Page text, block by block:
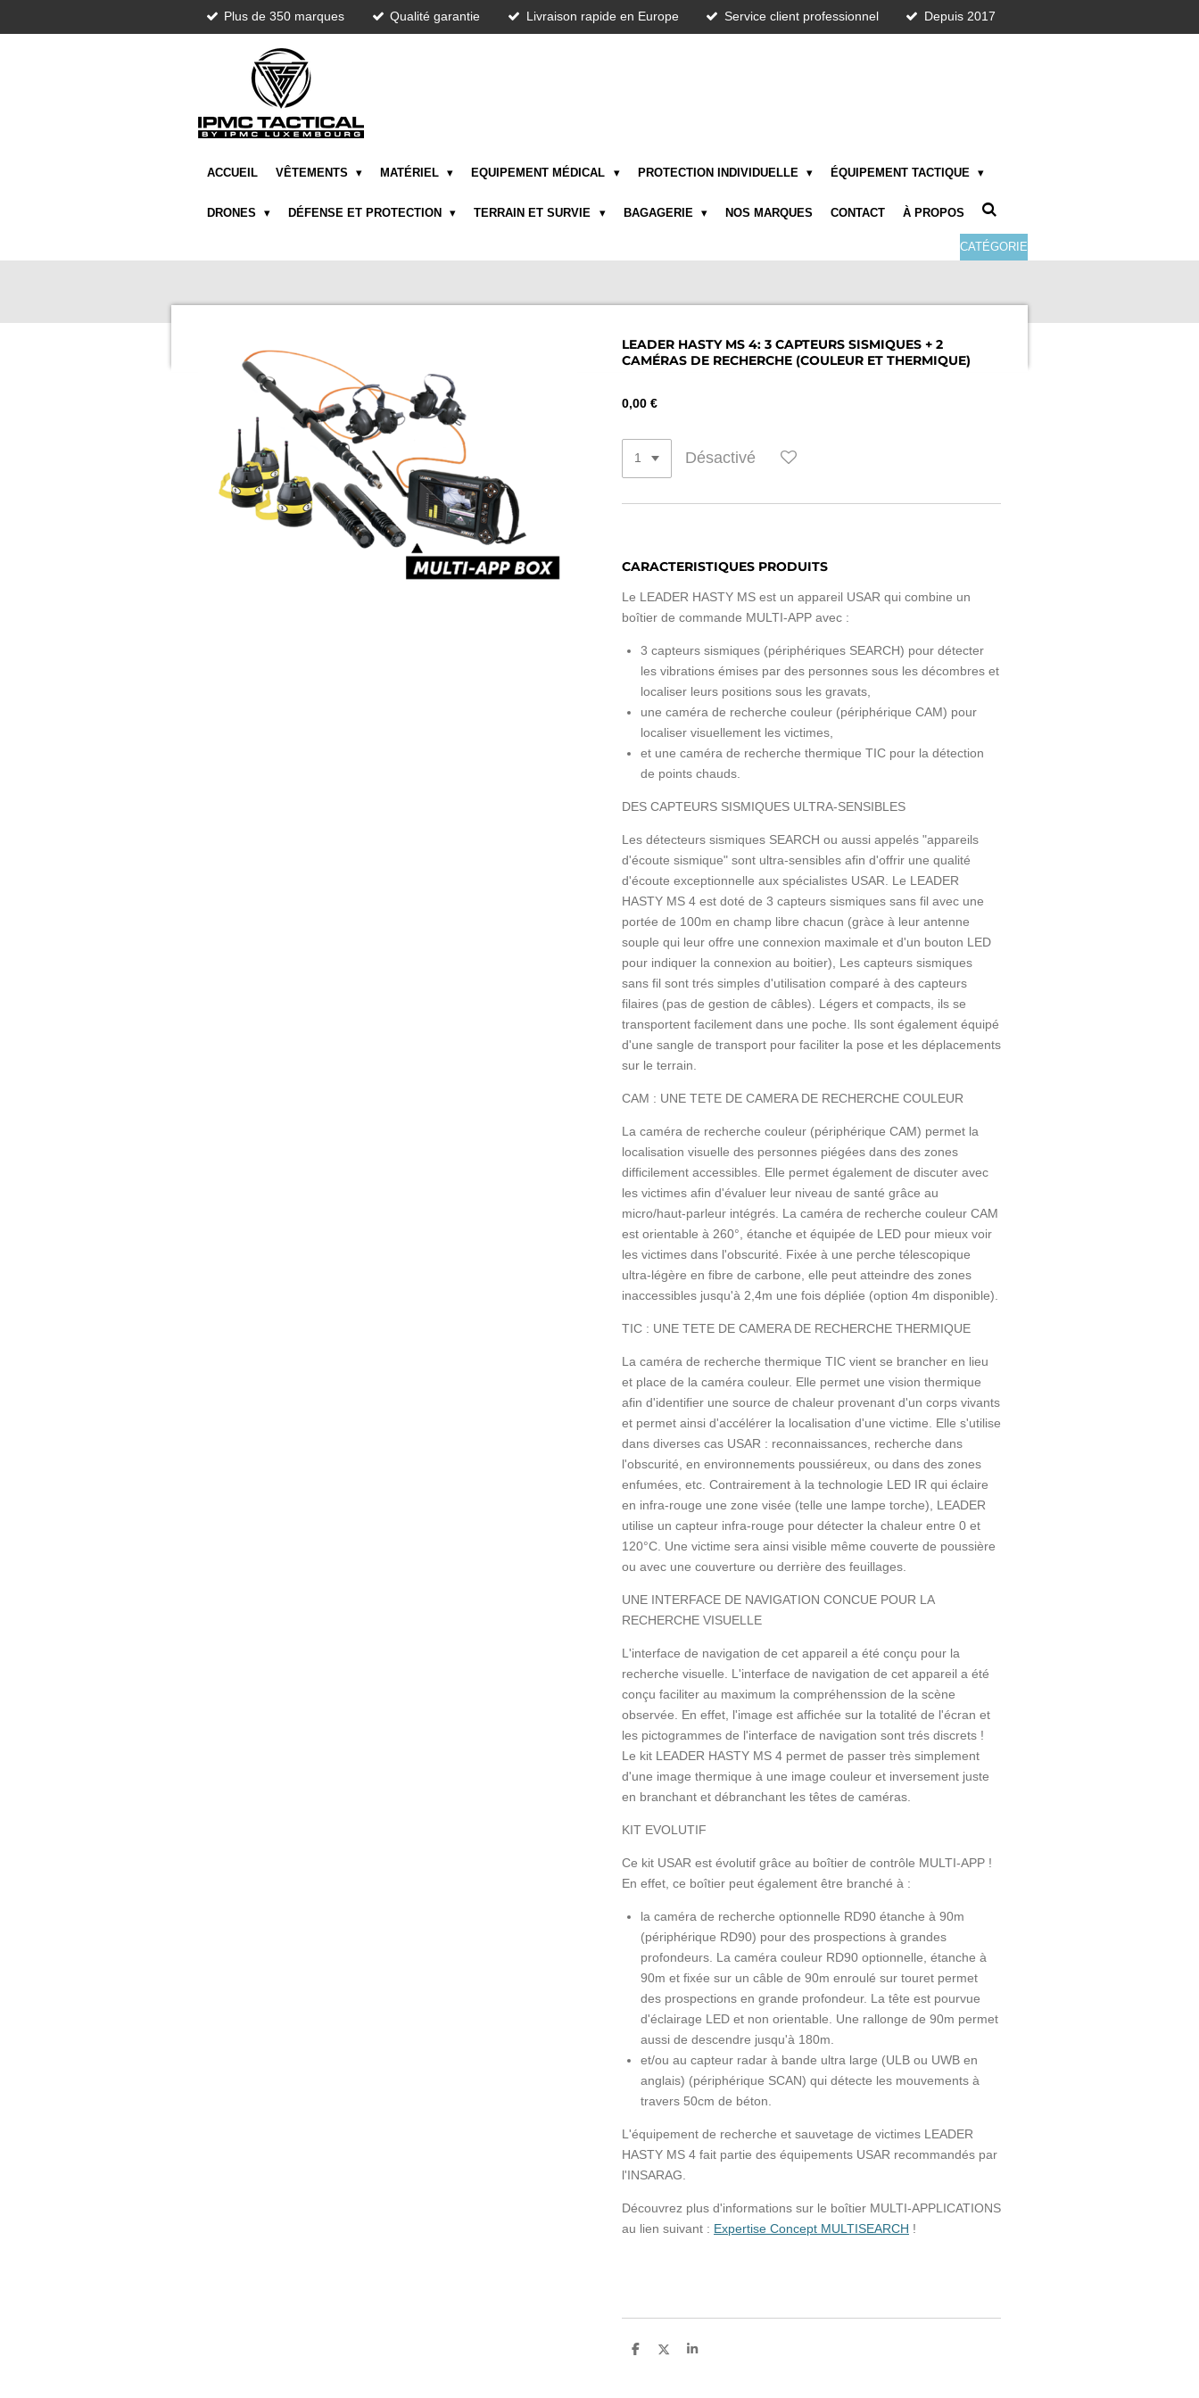
au
Plus de 350 marques Qualité garantie Livraison rapide en Europe Service client professionnel Depuis 2017
ACCUEIL VÊTEMENTS MATÉRIEL EQUIPEMENT MÉDICAL PROTECTION INDIVIDUELLE ÉQUIPEMENT TACTIQUE
DRONES DÉFENSE ET PROTECTION TERRAIN ET SURVIE BAGAGERIE NOS MARQUES CONTACT À PROPOS
CATÉGORIE
LEADER HASTY MS 4: 3 CAPTEURS SISMIQUES + 2
CAMÉRAS DE RECHERCHE (COULEUR ET THERMIQUE)
0,00 €
Désactivé
CARACTERISTIQUES PRODUITS
Le LEADER HASTY MS est un appareil USAR qui combine un
boîtier de commande MULTI-APP avec :
3 capteurs sismiques (périphériques SEARCH) pour détecter
les vibrations émises par des personnes sous les décombres et
localiser leurs positions sous les gravats,
une caméra de recherche couleur (périphérique CAM) pour
localiser visuellement les victimes,
et une caméra de recherche thermique TIC pour la détection
de points chauds.
DES CAPTEURS SISMIQUES ULTRA-SENSIBLES
Les détecteurs sismiques SEARCH ou aussi appelés "appareils
d'écoute sismique" sont ultra-sensibles afin d'offrir une qualité
d'écoute exceptionnelle aux spécialistes USAR. Le LEADER
HASTY MS 4 est doté de 3 capteurs sismiques sans fil avec une
portée de 100m en champ libre chacun (gràce à leur antenne
souple qui leur offre une connexion maximale et d'un bouton LED
pour indiquer la connexion au boitier), Les capteurs sismiques
sans fil sont trés simples d'utilisation comparé à des capteurs
filaires (pas de gestion de câbles). Légers et compacts, ils se
transportent facilement dans une poche. Ils sont également équipé
d'une sangle de transport pour faciliter la pose et les déplacements
sur le terrain.
CAM : UNE TETE DE CAMERA DE RECHERCHE COULEUR
La caméra de recherche couleur (périphérique CAM) permet la
localisation visuelle des personnes piégées dans des zones
difficilement accessibles. Elle permet également de discuter avec
les victimes afin d'évaluer leur niveau de santé grâce au
micro/haut-parleur intégrés. La caméra de recherche couleur CAM
est orientable à 260°, étanche et équipée de LED pour mieux voir
les victimes dans l'obscurité. Fixée à une perche télescopique
ultra-légère en fibre de carbone, elle peut atteindre des zones
inaccessibles jusqu'à 2,4m une fois dépliée (option 4m disponible).
TIC : UNE TETE DE CAMERA DE RECHERCHE THERMIQUE
La caméra de recherche thermique TIC vient se brancher en lieu
et place de la caméra couleur. Elle permet une vision thermique
afin d'identifier une source de chaleur provenant d'un corps vivants
et permet ainsi d'accélérer la localisation d'une victime. Elle s'utilise
dans diverses cas USAR : reconnaissances, recherche dans
l'obscurité, en environnements poussiéreux, ou dans des zones
enfumées, etc. Contrairement à la technologie LED IR qui éclaire
en infra-rouge une zone visée (telle une lampe torche), LEADER
utilise un capteur infra-rouge pour détecter la chaleur entre 0 et
120°C. Une victime sera ainsi visible même couverte de poussière
ou avec une couverture ou derrière des feuillages.
UNE INTERFACE DE NAVIGATION CONCUE POUR LA
RECHERCHE VISUELLE
L'interface de navigation de cet appareil a été conçu pour la
recherche visuelle. L'interface de navigation de cet appareil a été
conçu faciliter au maximum la compréhenssion de la scène
observée. En effet, l'image est affichée sur la totalité de l'écran et
les pictogrammes de l'interface de navigation sont trés discrets !
Le kit LEADER HASTY MS 4 permet de passer très simplement
d'une image thermique à une image couleur et inversement juste
en branchant et débranchant les têtes de caméras.
KIT EVOLUTIF
Ce kit USAR est évolutif grâce au boîtier de contrôle MULTI-APP !
En effet, ce boîtier peut également être branché à :
la caméra de recherche optionnelle RD90 étanche à 90m
(périphérique RD90) pour des prospections à grandes
profondeurs. La caméra couleur RD90 optionnelle, étanche à
90m et fixée sur un câble de 90m enroulé sur touret permet
des prospections en grande profondeur. La tête est pourvue
d'éclairage LED et non orientable. Une rallonge de 90m permet
aussi de descendre jusqu'à 180m.
et/ou au capteur radar à bande ultra large (ULB ou UWB en
anglais) (périphérique SCAN) qui détecte les mouvements à
travers 50cm de béton.
L'équipement de recherche et sauvetage de victimes LEADER
HASTY MS 4 fait partie des équipements USAR recommandés par
l'INSARAG.
Découvrez plus d'informations sur le boîtier MULTI-APPLICATIONS
au lien suivant : Expertise Concept MULTISEARCH !
P
P
P